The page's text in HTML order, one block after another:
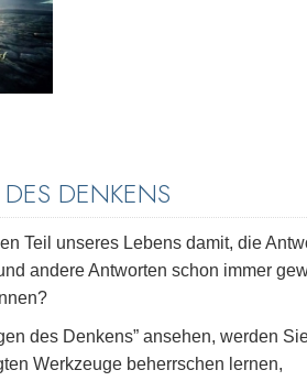
DENKENS
Teil unseres Lebens damit, die
andere Antworten schon immer
des Denkens” ansehen, werden
Werkzeuge beherrschen lernen,